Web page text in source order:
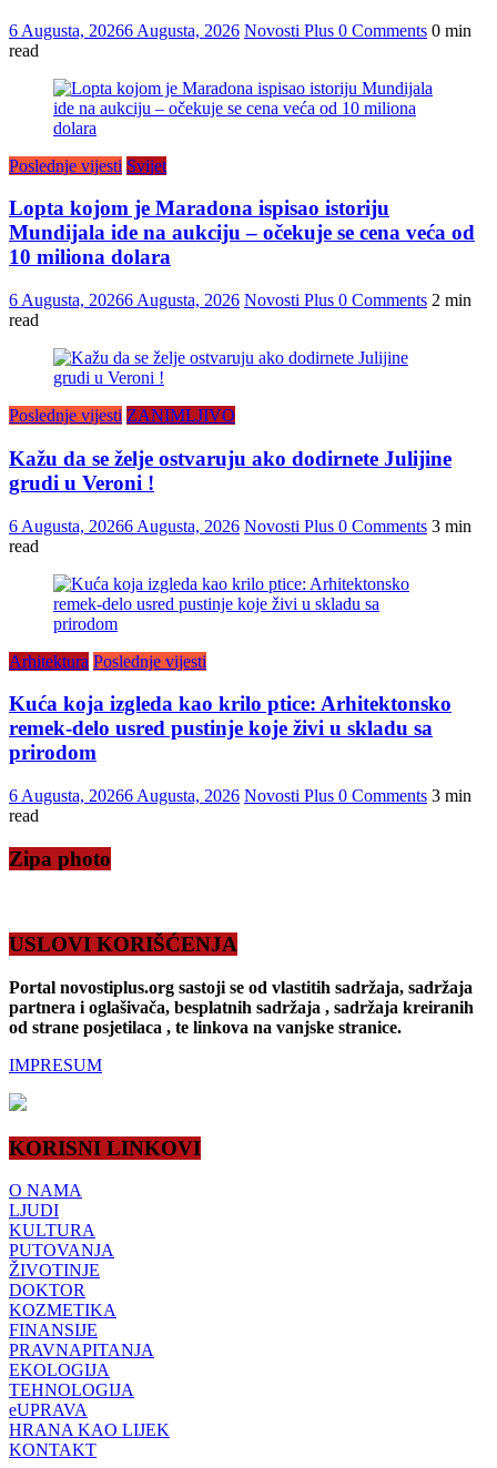
6 Augusta, 20266 Augusta, 2026 Novosti Plus 0 Comments 0 min
read
Poslednje vijesti Svijet
Lopta kojom je Maradona ispisao istoriju
Mundijala ide na aukciju – očekuje se cena veća od
10 miliona dolara
6 Augusta, 20266 Augusta, 2026 Novosti Plus 0 Comments 2 min
read
Poslednje vijesti ZANIMLJIVO
Kažu da se želje ostvaruju ako dodirnete Julijine
grudi u Veroni !
6 Augusta, 20266 Augusta, 2026 Novosti Plus 0 Comments 3 min
read
Arhitektura Poslednje vijesti
Kuća koja izgleda kao krilo ptice: Arhitektonsko
remek-delo usred pustinje koje živi u skladu sa
prirodom
6 Augusta, 20266 Augusta, 2026 Novosti Plus 0 Comments 3 min
read
Zipa photo
USLOVI KORIŠĆENJA
Portal novostiplus.org sastoji se od vlastitih sadržaja, sadržaja
partnera i oglašivača, besplatnih sadržaja , sadržaja kreiranih
od strane posjetilaca , te linkova na vanjske stranice.
IMPRESUM
KORISNI LINKOVI
O NAMA
LJUDI
KULTURA
PUTOVANJA
ŽIVOTINJE
DOKTOR
KOZMETIKA
FINANSIJE
PRAVNAPITANJA
EKOLOGIJA
TEHNOLOGIJA
eUPRAVA
HRANA KAO LIJEK
KONTAKT